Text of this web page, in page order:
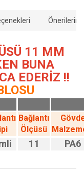
11 MM
BUNA
EDERİZ !!
Bağlantı
Ölçüsü
11 PA6